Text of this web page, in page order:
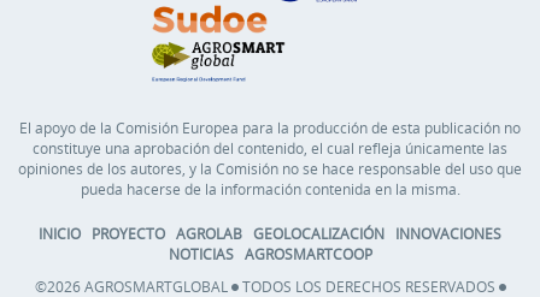
El apoyo de la Comisión Europea para la producción de esta publicación no
constituye una aprobación del contenido, el cual refleja únicamente las
opiniones de los autores, y la Comisión no se hace responsable del uso que
pueda hacerse de la información contenida en la misma.
INICIO PROYECTO AGROLAB GEOLOCALIZACIÓN
INNOVACIONES
NOTICIAS AGROSMARTCOOP
©2026 AGROSMARTGLOBAL
TODOS LOS DERECHOS RESERVADOS